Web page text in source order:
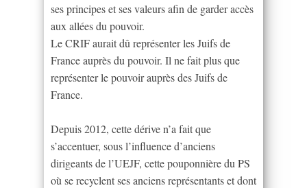
ses principes et ses valeurs afin de garder accès
aux allées du pouvoir.
Le CRIF aurait dû représenter les Juifs de
France auprès du pouvoir. Il ne fait plus que
représenter le pouvoir auprès des Juifs de
France.
Depuis 2012, cette dérive n’a fait que
s’accentuer, sous l’influence d’anciens
dirigeants de l’UEJF, cette pouponnière du PS
où se recyclent ses anciens représentants et dont